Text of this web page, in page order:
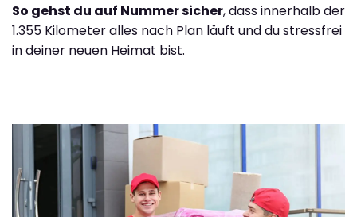
So gehst du auf Nummer sicher, dass innerhalb der
1.355 Kilometer alles nach Plan läuft und du stressfrei
in deiner neuen Heimat bist.